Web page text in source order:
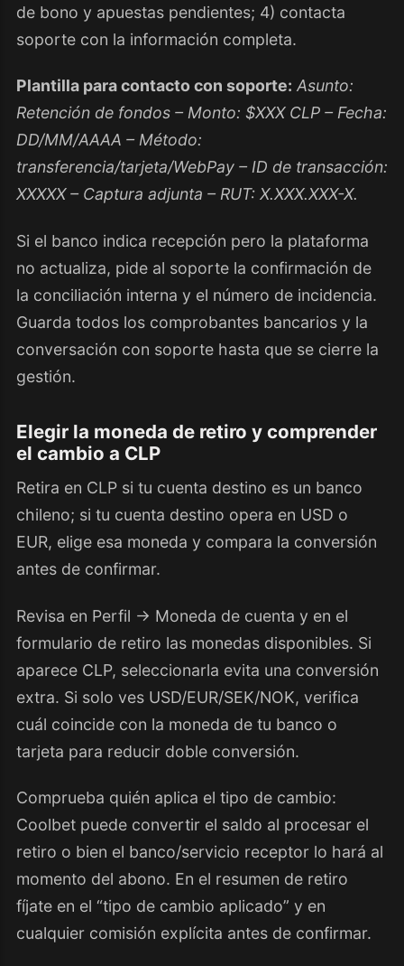
de bono y apuestas pendientes; 4) contacta
soporte con la información completa.
Plantilla para contacto con soporte: Asunto:
Retención de fondos – Monto: $XXX CLP – Fecha:
DD/MM/AAAA – Método:
transferencia/tarjeta/WebPay – ID de transacción:
XXXXX – Captura adjunta – RUT: X.XXX.XXX-X.
Si el banco indica recepción pero la plataforma
no actualiza, pide al soporte la confirmación de
la conciliación interna y el número de incidencia.
Guarda todos los comprobantes bancarios y la
conversación con soporte hasta que se cierre la
gestión.
Elegir la moneda de retiro y comprender
el cambio a CLP
Retira en CLP si tu cuenta destino es un banco
chileno; si tu cuenta destino opera en USD o
EUR, elige esa moneda y compara la conversión
antes de confirmar.
Revisa en Perfil → Moneda de cuenta y en el
formulario de retiro las monedas disponibles. Si
aparece CLP, seleccionarla evita una conversión
extra. Si solo ves USD/EUR/SEK/NOK, verifica
cuál coincide con la moneda de tu banco o
tarjeta para reducir doble conversión.
Comprueba quién aplica el tipo de cambio:
Coolbet puede convertir el saldo al procesar el
retiro o bien el banco/servicio receptor lo hará al
momento del abono. En el resumen de retiro
fíjate en el “tipo de cambio aplicado” y en
cualquier comisión explícita antes de confirmar.